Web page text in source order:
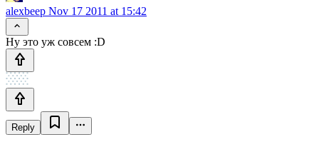
alexbeep Nov 17 2011 at 15:42
Ну это уж совсем :D
Reply